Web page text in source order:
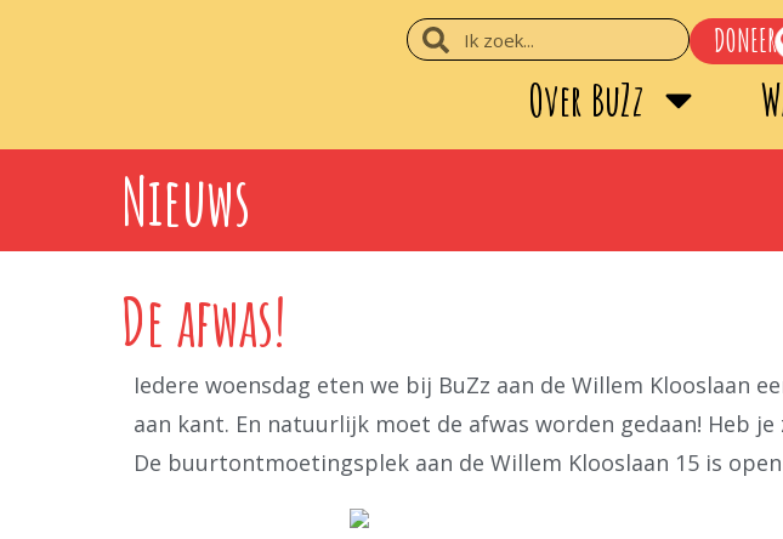
DONEER
Over BuZz
Nieuws
De afwas!
Iedere woensdag eten we bij BuZz aan de Willem Klooslaan
aan kant. En natuurlijk moet de afwas worden gedaan! Heb
De buurtontmoetingsplek aan de Willem Klooslaan 15 is